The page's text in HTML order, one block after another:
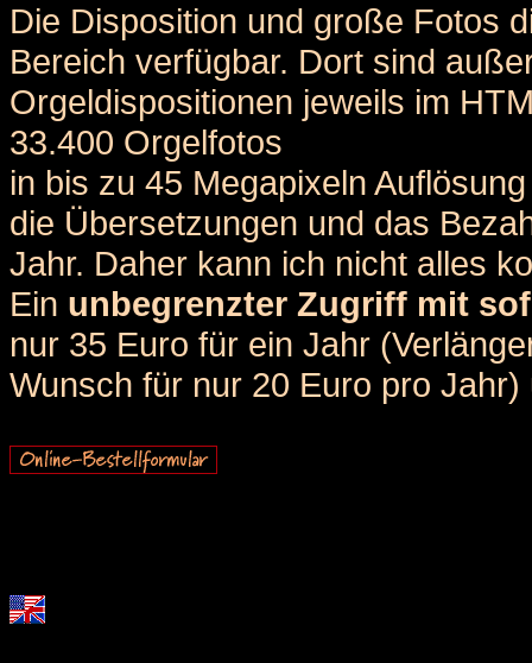
Die Disposition und große Fotos
Bereich verfügbar. Dort sind
Orgeldispositionen jeweils im
33.400 Orgelfotos
in bis zu 45 Megapixeln
die Übersetzungen und das
Jahr. Daher kann ich nicht alles
Ein unbegrenzter Zugriff mit
nur 35 Euro für ein Jahr
Wunsch für nur 20 Euro pro